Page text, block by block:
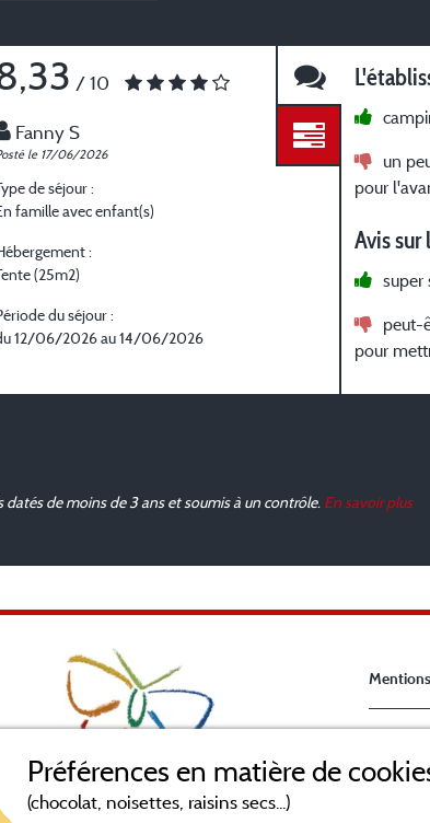
/ 10
Fanny S
le 17/06/2026
de séjour :
famille avec enfant(s)
:
(25m2)
du séjour :
12/06/2026 au 14/06/2026
un
pour
Avis
super
peut-
pour
datés de moins de 3 ans et soumis à un contrôle. En savoir plus
Préférences en matière de
(chocolat, noisettes, raisins secs...)